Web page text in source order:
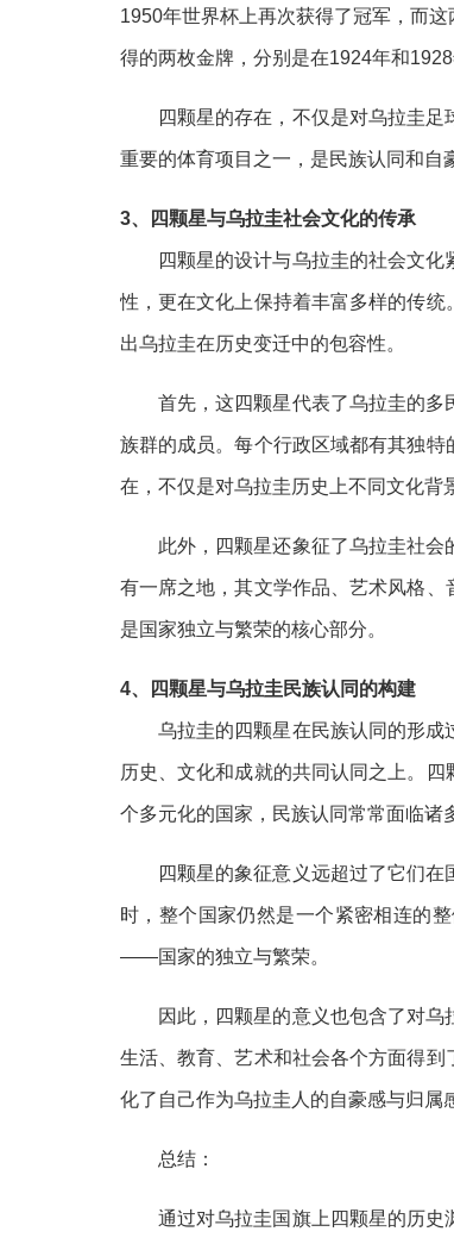
1950年世界杯上再次获得了冠军，而
得的两枚金牌，分别是在1924年和
四颗星的存在，不仅是对乌拉圭
重要的体育项目之一，是民族认同和自
3、四颗星与乌拉圭社会文化的传承
四颗星的设计与乌拉圭的社会文
性，更在文化上保持着丰富多样的传
出乌拉圭在历史变迁中的包容性。
首先，这四颗星代表了乌拉圭的
族群的成员。每个行政区域都有其独
在，不仅是对乌拉圭历史上不同文化背
此外，四颗星还象征了乌拉圭社
有一席之地，其文学作品、艺术风格
是国家独立与繁荣的核心部分。
4、四颗星与乌拉圭民族认同的构建
乌拉圭的四颗星在民族认同的形
历史、文化和成就的共同认同之上。
个多元化的国家，民族认同常常面临诸
四颗星的象征意义远超过了它们
时，整个国家仍然是一个紧密相连的
——国家的独立与繁荣。
因此，四颗星的意义也包含了对
生活、教育、艺术和社会各个方面得
化了自己作为乌拉圭人的自豪感与归属
总结：
通过对乌拉圭国旗上四颗星的历